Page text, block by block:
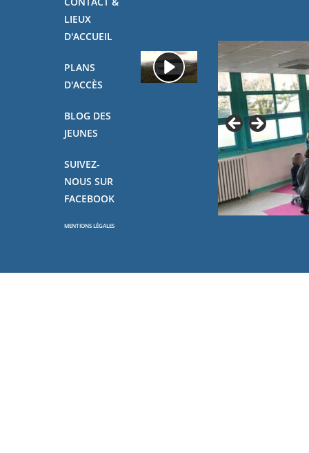
LIEUX
D'ACCUEIL
PLANS
D'ACCÈS
BLOG DES
JEUNES
SUIVEZ-
NOUS SUR
FACEBOOK
MENTIONS LÉGALES